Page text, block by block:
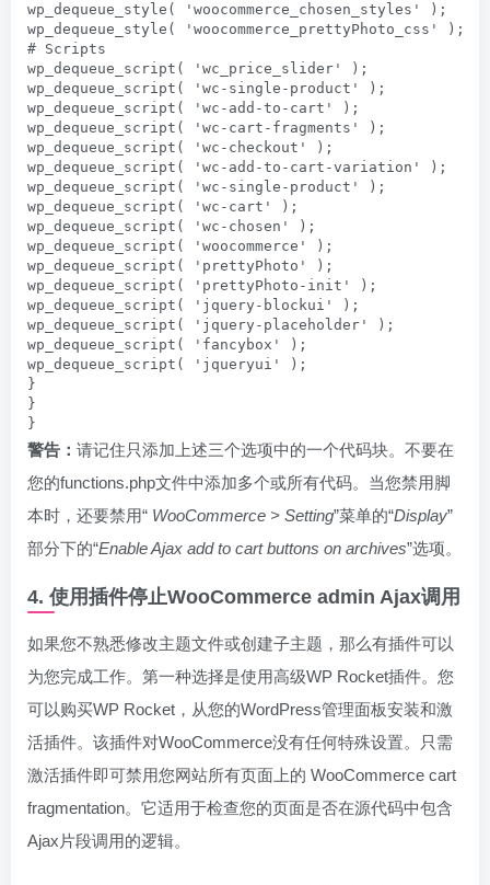
wp_dequeue_style( 'woocommerce_chosen_styles' );
wp_dequeue_style( 'woocommerce_prettyPhoto_css' );
# Scripts
wp_dequeue_script( 'wc_price_slider' );
wp_dequeue_script( 'wc-single-product' );
wp_dequeue_script( 'wc-add-to-cart' );
wp_dequeue_script( 'wc-cart-fragments' );
wp_dequeue_script( 'wc-checkout' );
wp_dequeue_script( 'wc-add-to-cart-variation' );
wp_dequeue_script( 'wc-single-product' );
wp_dequeue_script( 'wc-cart' );
wp_dequeue_script( 'wc-chosen' );
wp_dequeue_script( 'woocommerce' );
wp_dequeue_script( 'prettyPhoto' );
wp_dequeue_script( 'prettyPhoto-init' );
wp_dequeue_script( 'jquery-blockui' );
wp_dequeue_script( 'jquery-placeholder' );
wp_dequeue_script( 'fancybox' );
wp_dequeue_script( 'jqueryui' );
}
}
}
警告： 请记住只添加上述三个选项中的一个代码块。不要在
您的functions.php文件中添加多个或所有代码。当您禁用脚
本时，还要禁用“ WooCommerce > Setting”菜单的“Display”
部分下的“Enable Ajax add to cart buttons on archives”选项。
4. 使用插件停止WooCommerce admin Ajax调用
如果您不熟悉修改主题文件或创建子主题，那么有插件可以
为您完成工作。第一种选择是使用高级WP Rocket插件。您
可以购买WP Rocket，从您的WordPress管理面板安装和激
活插件。该插件对WooCommerce没有任何特殊设置。只需
激活插件即可禁用您网站所有页面上的 WooCommerce cart
fragmentation。它适用于检查您的页面是否在源代码中包含
Ajax片段调用的逻辑。